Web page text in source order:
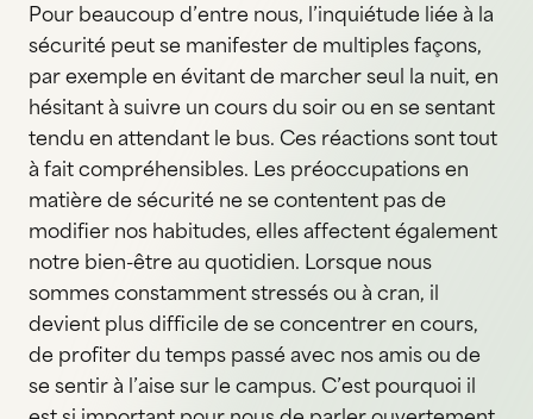
Pour beaucoup d’entre nous, l’inquiétude liée à la
sécurité peut se manifester de multiples façons,
par exemple en évitant de marcher seul la nuit, en
hésitant à suivre un cours du soir ou en se sentant
tendu en attendant le bus. Ces réactions sont tout
à fait compréhensibles. Les préoccupations en
matière de sécurité ne se contentent pas de
modifier nos habitudes, elles affectent également
notre bien-être au quotidien. Lorsque nous
sommes constamment stressés ou à cran, il
devient plus difficile de se concentrer en cours,
de profiter du temps passé avec nos amis ou de
se sentir à l’aise sur le campus. C’est pourquoi il